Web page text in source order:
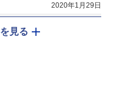
2020年1月29日
見る